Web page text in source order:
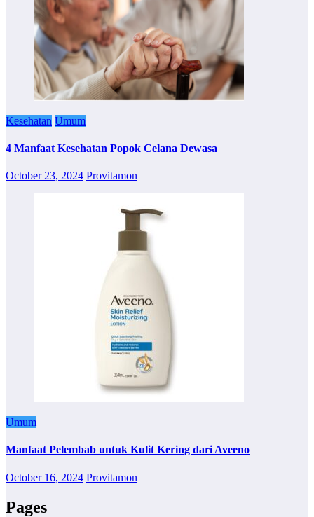
Kesehatan Umum
4 Manfaat Kesehatan Popok Celana Dewasa
October 23, 2024 Provitamon
Umum
Manfaat Pelembab untuk Kulit Kering dari Aveeno
October 16, 2024 Provitamon
Pages